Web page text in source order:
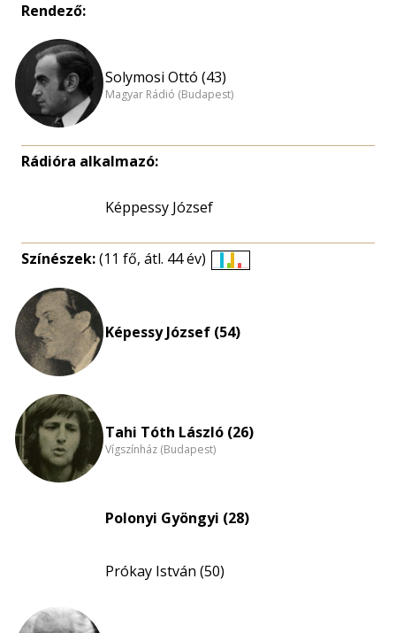
Rendező:
Solymosi Ottó (43)
Magyar Rádió (Budapest)
Rádióra alkalmazó:
Képpessy József
Színészek:(11 fő, átl. 44 év)
Képessy József (54)
Tahi Tóth László (26)
Vígszínház (Budapest)
Polonyi Gyöngyi (28)
Prókay István (50)